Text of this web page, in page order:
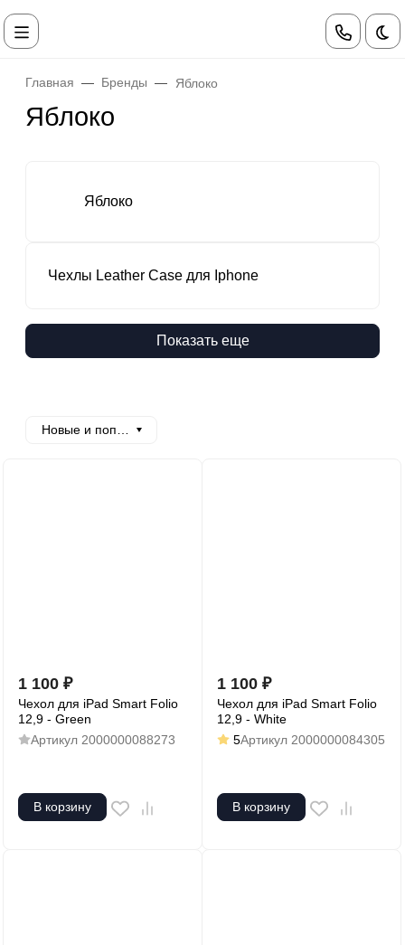
Главная Бренды Яблоко
Яблоко
Яблоко
Чехлы Leather Case для Iphone
Показать еще
Новые и популярные
1 100 ₽
Чехол для iPad Smart Folio
12,9 - Green
Артикул 2000000088273
В корзину
1 100 ₽
Чехол для iPad Smart Folio
12,9 - White
5Артикул 2000000084305
В корзину